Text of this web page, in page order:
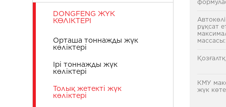
DONGFENG ЖҮК
КӨЛІКТЕРІ
Орташа тоннажды жүк
көліктері
Ірі тоннажды жүк
көліктері
Толық жетекті жүк
көліктері
рұқсат
массасы:
КМУ
жүк